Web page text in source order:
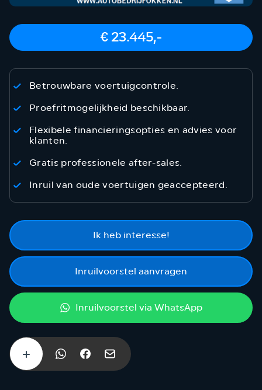
€ 23.445,-
Betrouwbare voertuigcontrole.
Proefritmogelijkheid beschikbaar.
Flexibele financieringsopties en advies voor
klanten.
Gratis professionele after-sales.
Inruil van oude voertuigen geaccepteerd.
Ik heb interesse!
Inruilvoorstel aanvragen
Inruilvoorstel via WhatsApp